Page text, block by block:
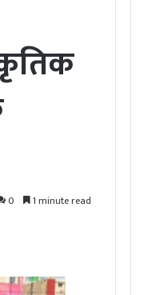
0 1 minute read